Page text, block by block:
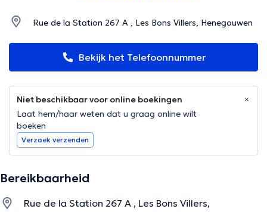
Rue de la Station 267 A , Les Bons Villers, Henegouwen
Bekijk het Telefoonnummer
Niet beschikbaar voor online boekingen
Laat hem/haar weten dat u graag online wilt
boeken
Verzoek verzenden
Bereikbaarheid
Rue de la Station 267 A , Les Bons Villers,